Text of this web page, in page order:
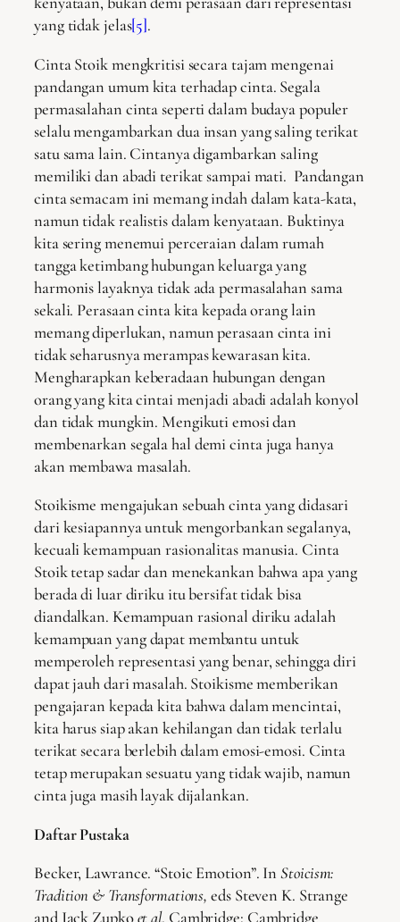
yang tidak jelas[5].
Cinta Stoik mengkritisi secara tajam mengenai
pandangan umum kita terhadap cinta. Segala
permasalahan cinta seperti dalam budaya populer
selalu mengambarkan dua insan yang saling terikat
satu sama lain. Cintanya digambarkan saling
memiliki dan abadi terikat sampai mati. Pandangan
cinta semacam ini memang indah dalam kata-kata,
namun tidak realistis dalam kenyataan. Buktinya
kita sering menemui perceraian dalam rumah
tangga ketimbang hubungan keluarga yang
harmonis layaknya tidak ada permasalahan sama
sekali. Perasaan cinta kita kepada orang lain
memang diperlukan, namun perasaan cinta ini
tidak seharusnya merampas kewarasan kita.
Mengharapkan keberadaan hubungan dengan
orang yang kita cintai menjadi abadi adalah konyol
dan tidak mungkin. Mengikuti emosi dan
membenarkan segala hal demi cinta juga hanya
akan membawa masalah.
Stoikisme mengajukan sebuah cinta yang didasari
dari kesiapannya untuk mengorbankan segalanya,
kecuali kemampuan rasionalitas manusia. Cinta
Stoik tetap sadar dan menekankan bahwa apa yang
berada di luar diriku itu bersifat tidak bisa
diandalkan. Kemampuan rasional diriku adalah
kemampuan yang dapat membantu untuk
memperoleh representasi yang benar, sehingga diri
dapat jauh dari masalah. Stoikisme memberikan
pengajaran kepada kita bahwa dalam mencintai,
kita harus siap akan kehilangan dan tidak terlalu
terikat secara berlebih dalam emosi-emosi. Cinta
tetap merupakan sesuatu yang tidak wajib, namun
cinta juga masih layak dijalankan.
Daftar Pustaka
Becker, Lawrance. “Stoic Emotion”. InStoicism:
Tradition & Transformations, eds Steven K. Strange
and Jack Zupkoet al. Cambridge: Cambridge